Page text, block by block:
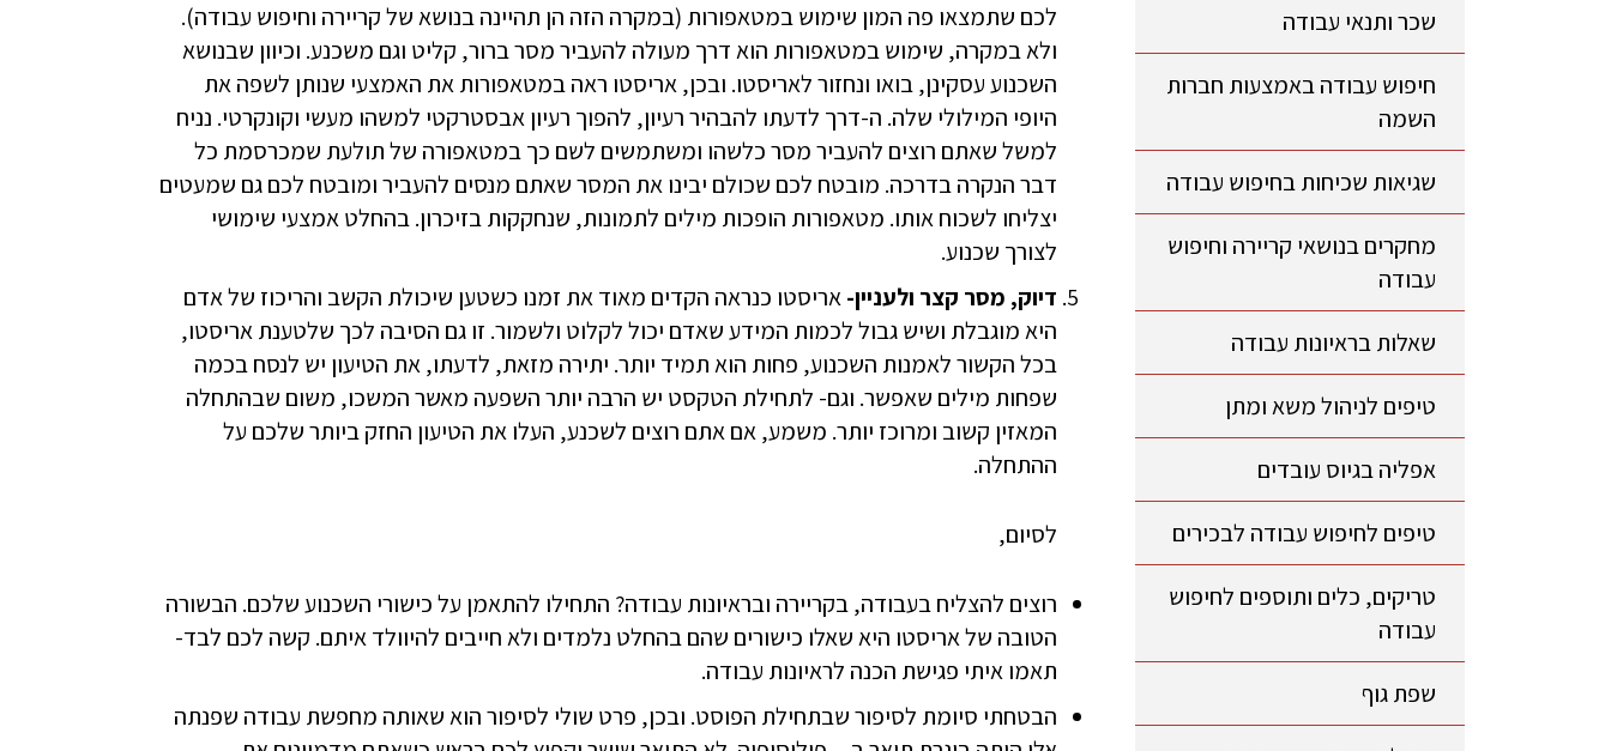
לכם שתמצאו פה המון שימוש במטאפורות (במקרה הזה הן תהיינה בנושא של קריירה וחיפוש עבודה).
ולא במקרה, שימוש במטאפורות הוא דרך מעולה להעביר מסר ברור, קליט וגם משכנע. וכיוון שבנושא
השכנוע עסקינן, בואו ונחזור לאריסטו. ובכן, אריסטו ראה במטאפורות את האמצעי שנותן לשפה את
היופי המילולי שלה. ה-דרך לדעתו להבהיר רעיון, להפוך רעיון אבסטרקטי למשהו מעשי וקונקרטי. נניח
למשל שאתם רוצים להעביר מסר כלשהו ומשתמשים לשם כך במטאפורה של תולעת שמכרסמת כל
דבר הנקרה בדרכה. מובטח לכם שכולם יבינו את המסר שאתם מנסים להעביר ומובטח לכם גם שמעטים
יצליחו לשכוח אותו. מטאפורות הופכות מילים לתמונות, שנחקקות בזיכרון. בהחלט אמצעי שימושי
לצורך שכנוע.
דיוק, מסר קצר ולעניין-אריסטו כנראה הקדים מאוד את זמנו כשטען שיכולת הקשב והריכוז של אדם
היא מוגבלת ושיש גבול לכמות המידע שאדם יכול לקלוט ולשמור. זו גם הסיבה לכך שלטענת אריסטו,
בכל הקשור לאמנות השכנוע, פחות הוא תמיד יותר. יתירה מזאת, לדעתו, את הטיעון יש לנסח בכמה
שפחות מילים שאפשר. וגם- לתחילת הטקסט יש הרבה יותר השפעה מאשר המשכו, משום שבהתחלה
המאזין קשוב ומרוכז יותר. משמע, אם אתם רוצים לשכנע, העלו את הטיעון החזק ביותר שלכם על
ההתחלה.
לסיום,
רוצים להצליח בעבודה, בקריירה ובראיונות עבודה? התחילו להתאמן על כישורי השכנוע שלכם. הבשורה
הטובה של אריסטו היא שאלו כישורים שהם בהחלט נלמדים ולא חייבים להיוולד איתם. קשה לכם לבד-
תאמו איתי פגישת הכנה לראיונות עבודה.
הבטחתי סיומת לסיפור שבתחילת הפוסט. ובכן, פרט שולי לסיפור הוא שאותה מחפשת עבודה שפנתה
שכר ותנאי עבודה
חיפוש עבודה באמצעות חברות
השמה
שגיאות שכיחות בחיפוש עבודה
מחקרים בנושאי קריירה וחיפוש
עבודה
שאלות בראיונות עבודה
טיפים לניהול משא ומתן
אפליה בגיוס עובדים
טיפים לחיפוש עבודה לבכירים
טריקים, כלים ותוספים לחיפוש
עבודה
שפת גוף